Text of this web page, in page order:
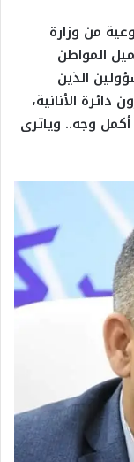
من وزارة
المواطن
الذين
الأنانية،
وجه.. وياترى